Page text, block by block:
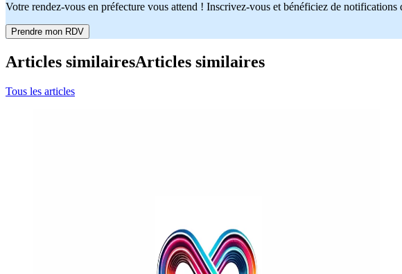
Votre rendez-vous en préfecture vous attend ! Inscrivez-vous et bénéficiez de
Prendre mon RDV
Articles similairesArticles similaires
Tous les articles